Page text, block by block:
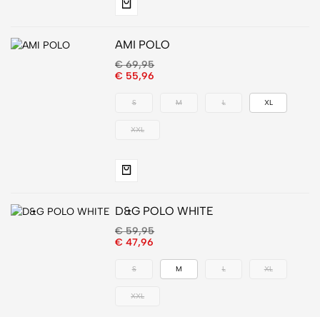
AMI POLO
€69,95
€ 55,96
S M L XL
XXL
D&G POLO WHITE
€59,95
€ 47,96
S M L XL
XXL